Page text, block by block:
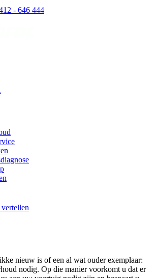
- 646 444
nieuw is of een al wat ouder exemplaar:
nodig. Op die manier voorkomt u dat er